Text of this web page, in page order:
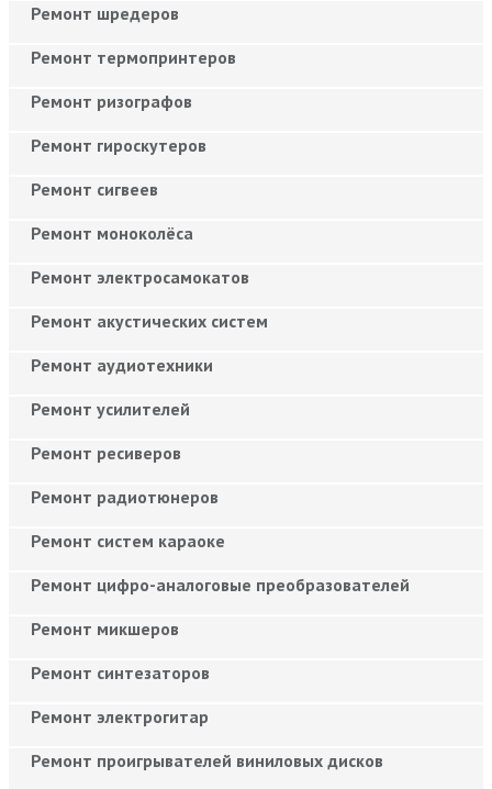
Ремонт шредеров
Ремонт термопринтеров
Ремонт ризографов
Ремонт гироскутеров
Ремонт сигвеев
Ремонт моноколёса
Ремонт электросамокатов
Ремонт акустических систем
Ремонт аудиотехники
Ремонт усилителей
Ремонт ресиверов
Ремонт радиотюнеров
Ремонт систем караоке
Ремонт цифро-аналоговые преобразователей
Ремонт микшеров
Ремонт синтезаторов
Ремонт электрогитар
Ремонт проигрывателей виниловых дисков